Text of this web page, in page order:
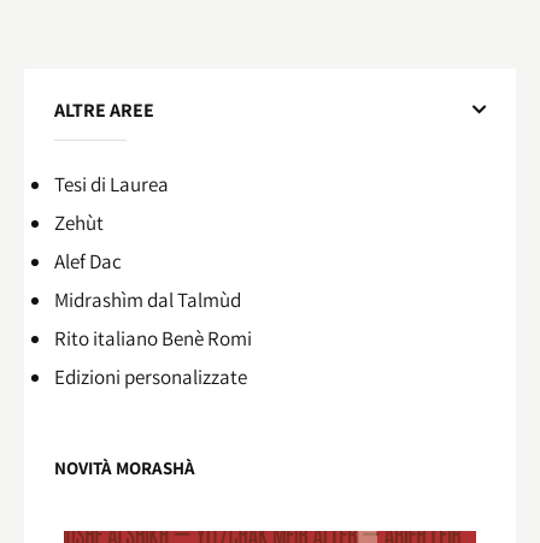
ALTRE AREE
Tesi di Laurea
Zehùt
Alef Dac
Midrashìm dal Talmùd
Rito italiano Benè Romi​
Edizioni personalizzate
NOVITÀ MORASHÀ